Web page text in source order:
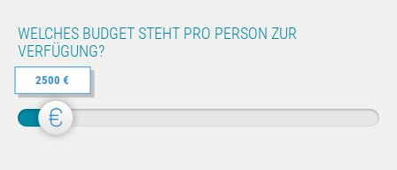
WELCHES BUDGET STEHT PRO PERSON ZUR
VERFÜGUNG?
2500 €